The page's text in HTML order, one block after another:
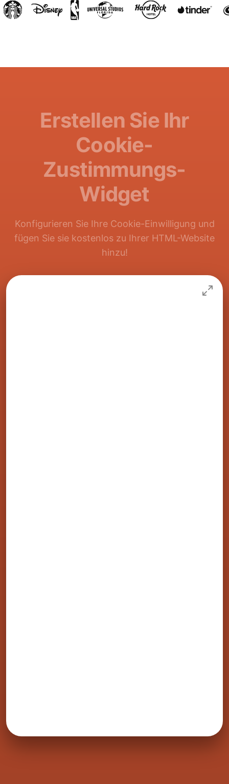
Erstellen Sie Ihr
Cookie-
Zustimmungs-
Widget
Konfigurieren Sie Ihre Cookie-Einwilligung und
fügen Sie sie kostenlos zu Ihrer HTML-Website
hinzu!